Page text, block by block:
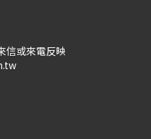
信或來電反映